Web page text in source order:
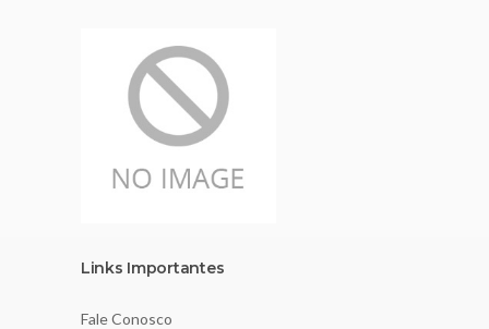
Links Importantes
Fale Conosco